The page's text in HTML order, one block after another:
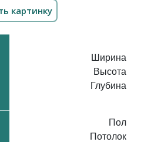
Ширина
Высота
Глубина
Пол
Потолок